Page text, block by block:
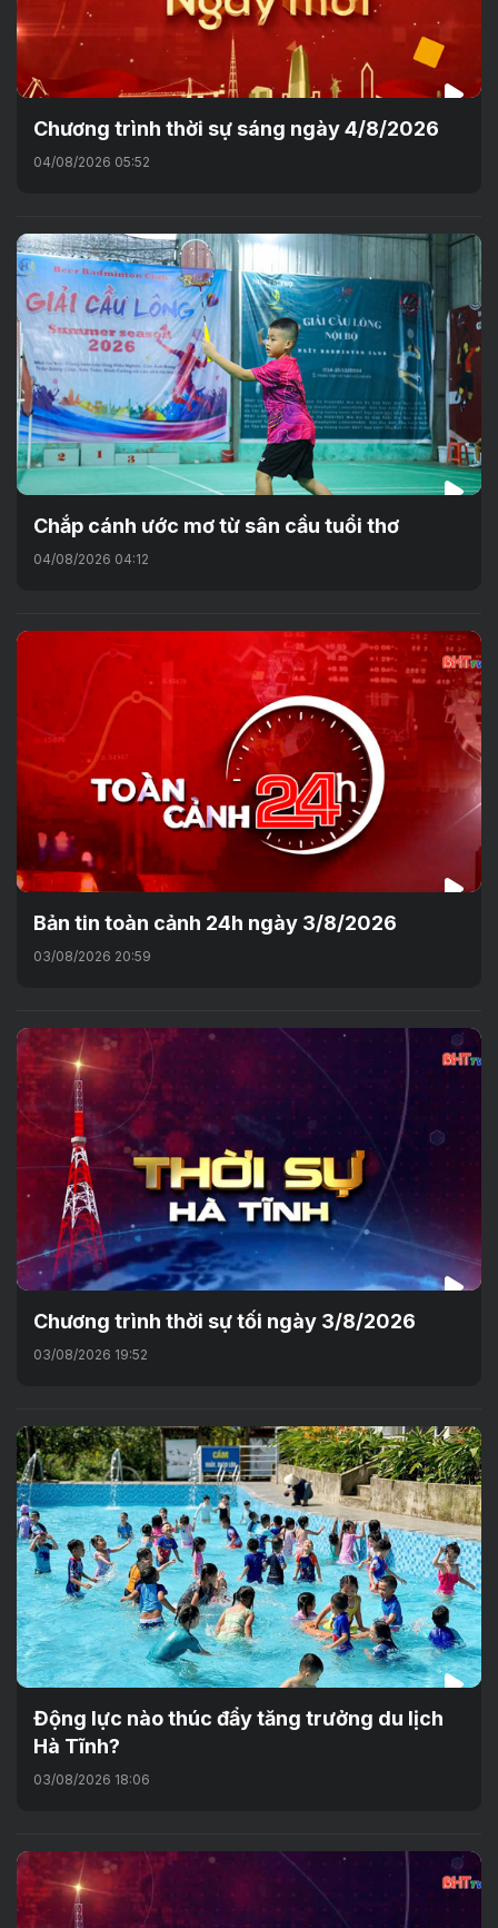
Chương trình thời sự sáng ngày 4/8/2026
04/08/2026 05:52
Chắp cánh ước mơ từ sân cầu tuổi thơ
04/08/2026 04:12
Bản tin toàn cảnh 24h ngày 3/8/2026
03/08/2026 20:59
Chương trình thời sự tối ngày 3/8/2026
03/08/2026 19:52
Động lực nào thúc đẩy tăng trưởng du lịch
Hà Tĩnh?
03/08/2026 18:06